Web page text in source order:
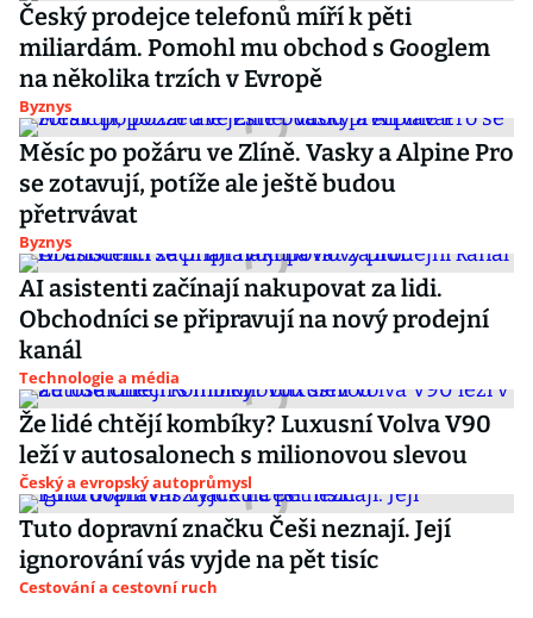
Český prodejce telefonů míří k pěti
miliardám. Pomohl mu obchod s Googlem
na několika trzích v Evropě
Byznys
Měsíc po požáru ve Zlíně. Vasky a Alpine Pro
se zotavují, potíže ale ještě budou
přetrvávat
Byznys
AI asistenti začínají nakupovat za lidi.
Obchodníci se připravují na nový prodejní
kanál
Technologie a média
Že lidé chtějí kombíky? Luxusní Volva V90
leží v autosalonech s milionovou slevou
Český a evropský autoprůmysl
Tuto dopravní značku Češi neznají. Její
ignorování vás vyjde na pět tisíc
Cestování a cestovní ruch